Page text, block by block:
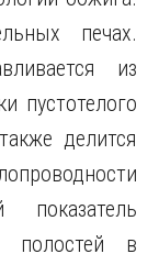
печах.
из
пустотелого
делится
показатель
полостей в